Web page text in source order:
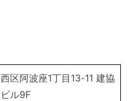
西区阿波座1丁目13-11 建協
ビル9F